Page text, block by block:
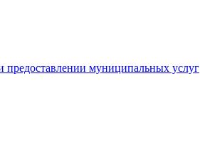
муниципальных услуг